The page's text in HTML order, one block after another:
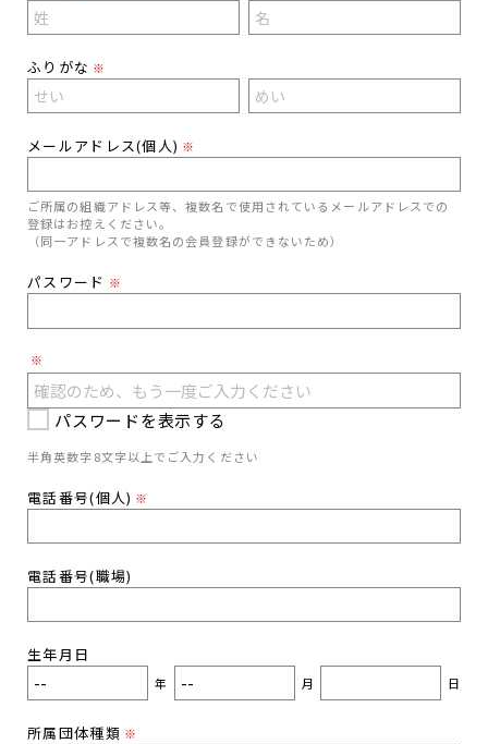
ふりがな ※
メールアドレス(個人) ※
ご所属の組織アドレス等、複数名で使用されているメールアドレスでの
登録はお控えください。
（同一アドレスで複数名の会員登録ができないため）
パスワード ※
※
パスワードを表示する
半角英数字8文字以上でご入力ください
電話番号(個人) ※
電話番号(職場)
生年月日
年 月 日
所属団体種類 ※